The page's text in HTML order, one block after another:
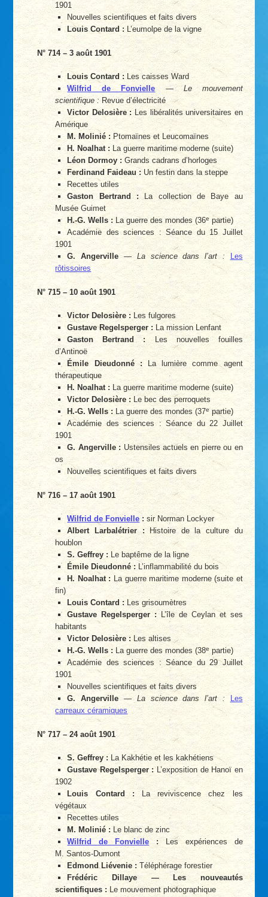
1901
Nouvelles scientifiques et faits divers
Louis Contard : L’eumolpe de la vigne
N° 714 – 3 août 1901
Louis Contard : Les caisses Ward
Wilfrid de Fonvielle —Le mouvement
scientifique :Revue d’électricité
Victor Delosière : Les libéralités universitaires en
Amérique
M. Molinié : Ptomaïnes et Leucomaïnes
H. Noalhat : La guerre maritime moderne (suite)
Léon Dormoy : Grands cadrans d’horloges
Ferdinand Faideau :Un festin dans la steppe
Recettes utiles
Gaston Bertrand :La collection de Baye au
Musée Guimet
H.-G. Wells :La guerre des mondes (36e partie)
Académie des sciences : Séance du 15 Juillet
1901
G. Angerville —La science dans l’art :
Les
rôtissoires
N° 715 – 10 août 1901
Victor Delosière : Les fulgores
Gustave Regelsperger : La mission Lenfant
Gaston Bertrand : Les nouvelles fouilles
d’Antinoë
Émile Dieudonné :La lumière comme agent
thérapeutique
H. Noalhat :La guerre maritime moderne (suite)
Victor Delosière : Le bec des perroquets
H.-G. Wells : La guerre des mondes (37epartie)
Académie des sciences : Séance du 22 Juillet
1901
G. Angerville : Ustensiles actuels en pierre ou en
os
Nouvelles scientifiques et faits divers
N° 716 – 17 août 1901
Wilfrid de Fonvielle: sir Norman Lockyer
Albert Larbalétrier :Histoire de la culture du
houblon
S. Geffrey :Le baptême de la ligne
Émile Dieudonné : L’inflammabilité du bois
H. Noalhat : La guerre maritime moderne (suite et
fin)
Louis Contard :Les grisoumètres
Gustave Regelsperger :L’île de Ceylan et ses
habitants
Victor Delosière : Les altises
H.-G. Wells :La guerre des mondes (38epartie)
Académie des sciences : Séance du 29 Juillet
1901
Nouvelles scientifiques et faits divers
G. Angerville —La science dans l’art :
Les
carreaux céramiques
N° 717 – 24 août 1901
S. Geffrey :La Kakhétie et les kakhétiens
Gustave Regelsperger :L’exposition de Hanoï en
1902
Louis Contard :La reviviscence chez les
végétaux
Recettes utiles
M. Molinié : Le blanc de zinc
Wilfrid de Fonvielle :Les expériences de
M. Santos-Dumont
Edmond Liévenie : Téléphérage forestier
Frédéric Dillaye — Les nouveautés
scientifiques :Le mouvement photographique